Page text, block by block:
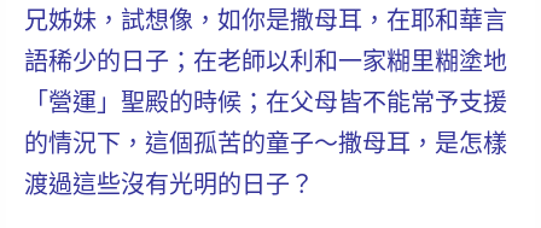
兄姊妹，試想像，如你是撒母耳，在耶和華言
語稀少的日子；在老師以利和一家糊里糊塗地
「營運」聖殿的時候；在父母皆不能常予支援
的情況下，這個孤苦的童子～撒母耳，是怎樣
渡過這些沒有光明的日子？